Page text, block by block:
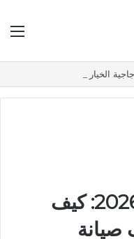
تشفير المصاعد في 2026: كيف
صيانة